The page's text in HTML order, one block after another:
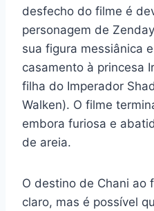
desfecho do filme é
personagem de
sua figura messiânica
casamento à princesa
filha do Imperador
Walken). O filme
embora furiosa e
de areia.
O destino de Chani ao
claro, mas é possível